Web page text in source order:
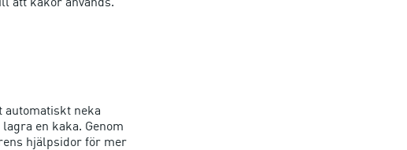
neka
en kaka. Genom
hjälpsidor för mer